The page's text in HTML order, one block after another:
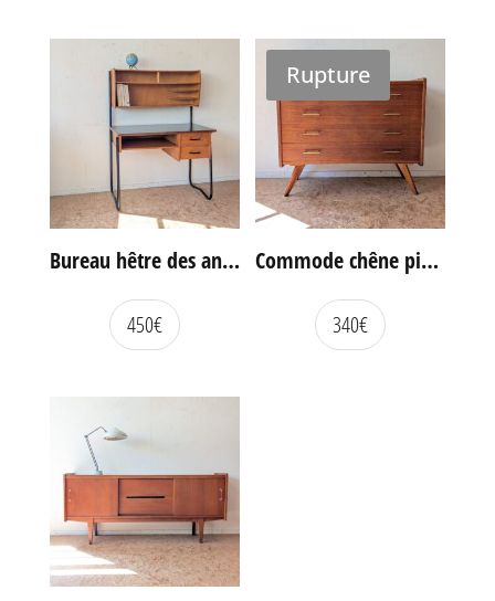
Bureau hêtre des années 60
450€
Rupture
Commode chêne pieds compas vintage
340€